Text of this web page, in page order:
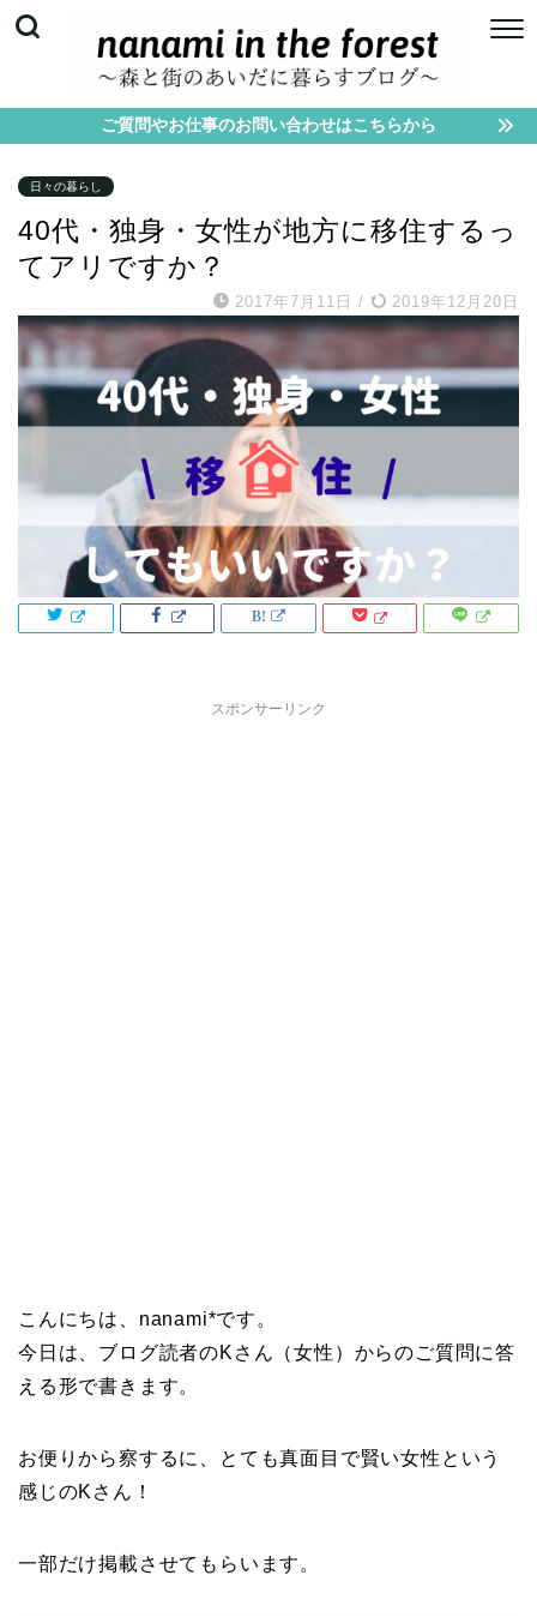
ご質問やお仕事のお問い合わせはこちらから
日々の暮らし
40代・独身・女性が地方に移住するっ
てアリですか？
2017年7月11日 / 2019年12月20日
スポンサーリンク
こんにちは、nanami*です。
今日は、ブログ読者のKさん（女性）からのご質問に答
える形で書きます。
お便りから察するに、とても真面目で賢い女性という
感じのKさん！
一部だけ掲載させてもらいます。